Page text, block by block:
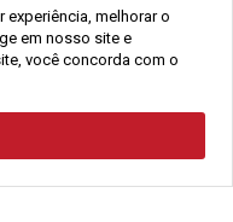
Salas 1, 2 e 3 -
O - Todos os direitos
37
melhorar o
em nosso site e
você concorda com o